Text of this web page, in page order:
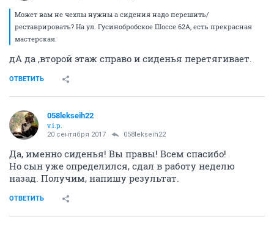
Может вам не чехлы нужны а сидения надо перешить/
реставрировать? На ул. Гусинобробское Шоссе 62А, есть прекрасная
мастерская.
дА да ,второй этаж справо и сиденья перетягивает.
ОТВЕТИТЬ
058lekseih22
v.i.p.
20 сентября 2017 058lekseih22
Да, именно сиденья! Вы правы! Всем спасибо!
Но сын уже определился, сдал в работу неделю
назад. Получим, напишу результат.
ОТВЕТИТЬ